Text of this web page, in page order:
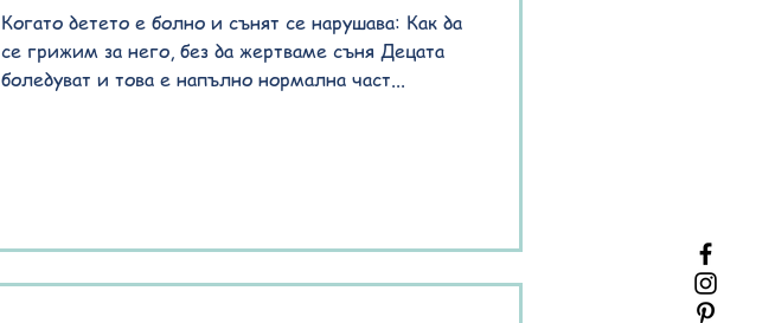
Когато детето е болно и сънят се нарушава: Как да
се грижим за него, без да жертваме съня Децата
боледуват и това е напълно нормална част...